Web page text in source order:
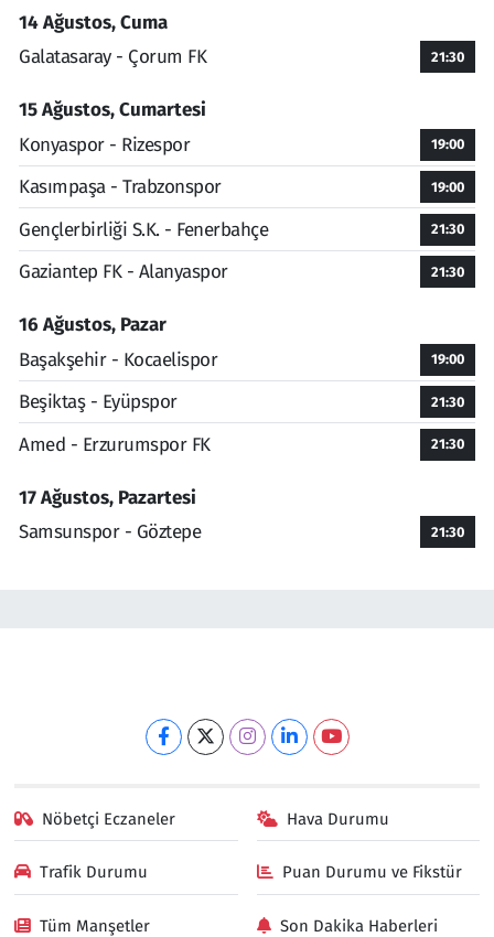
14 Ağustos, Cuma
Galatasaray - Çorum FK
21:30
15 Ağustos, Cumartesi
Konyaspor - Rizespor
19:00
Kasımpaşa - Trabzonspor 19:00
Gençlerbirliği S.K. - Fenerbahçe 21:30
Gaziantep FK - Alanyaspor 21:30
16 Ağustos, Pazar
Başakşehir - Kocaelispor
19:00
Beşiktaş - Eyüpspor 21:30
Amed - Erzurumspor FK 21:30
17 Ağustos, Pazartesi
Samsunspor - Göztepe
21:30
Nöbetçi Eczaneler Hava Durumu
Trafik Durumu Puan Durumu ve Fikstür
Tüm Manşetler Son Dakika Haberleri